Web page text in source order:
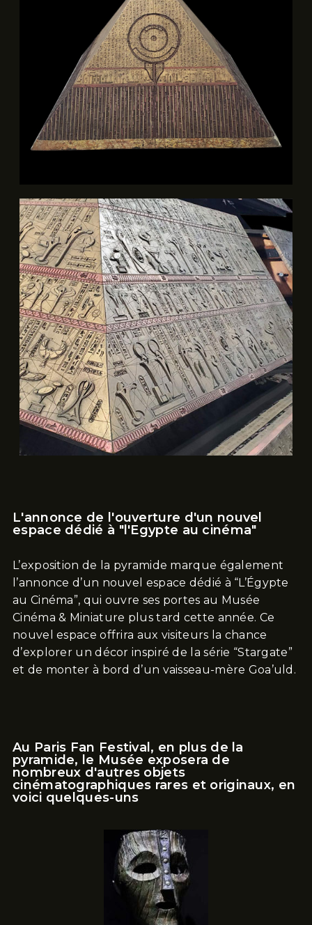
L'annonce de l'ouverture d'un nouvel
espace dédié à "l'Egypte au cinéma"
L’exposition de la pyramide marque également
l’annonce d’un nouvel espace dédié à “L’Égypte
au Cinéma”, qui ouvre ses portes au Musée
Cinéma & Miniature plus tard cette année. Ce
nouvel espace offrira aux visiteurs la chance
d’explorer un décor inspiré de la série “Stargate”
et de monter à bord d’un vaisseau-mère Goa’uld.
Au Paris Fan Festival, en plus de la
pyramide, le Musée exposera de
nombreux d'autres objets
cinématographiques rares et originaux, en
voici quelques-uns